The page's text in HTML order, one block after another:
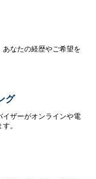
なたの経歴やご希望を
グ
ザーがオンラインや電
。